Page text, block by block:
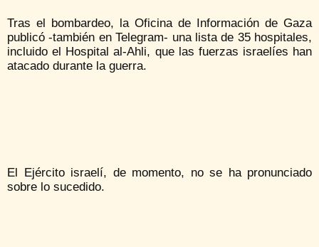
Tras el bombardeo, la Oficina de Información de Gaza
publicó -también en Telegram- una lista de 35 hospitales,
incluido el Hospital al-Ahli, que las fuerzas israelíes han
atacado durante la guerra.
El Ejército israelí, de momento, no se ha pronunciado
sobre lo sucedido.